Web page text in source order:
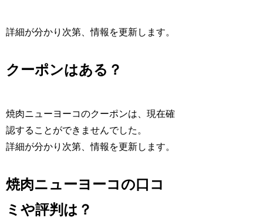
詳細が分かり次第、情報を更新します。
クーポンはある？
焼肉ニューヨーコのクーポンは、現在確
認することができませんでした。
詳細が分かり次第、情報を更新します。
焼肉ニューヨーコの口コ
ミや評判は？